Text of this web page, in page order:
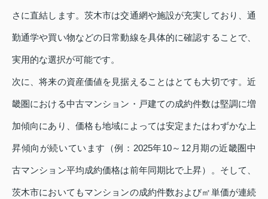
さに直結します。茨木市は交通網や施設が充実しており、通
勤通学や買い物などの日常動線を具体的に確認することで、
実用的な選択が可能です。
次に、将来の資産価値を見据えることはとても大切です。近
畿圏における中古マンション・戸建ての成約件数は堅調に増
加傾向にあり、価格も地域によっては安定またはわずかな上
昇傾向が続いています（例：2025年10～12月期の近畿圏中
古マンション平均成約価格は前年同期比で上昇）。そして、
茨木市においてもマンションの成約件数および㎡単価が連続